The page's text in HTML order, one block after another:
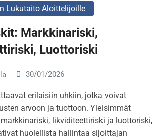
Lukutaito Aloittelijoille
Markkinariski,
Luottoriski
30/01/2026
erilaisiin uhkiin, jotka voivat
arvoon ja tuottoon. Yleisimmät
likviditeettiriski ja luottoriski,
huolellista hallintaa sijoittajan